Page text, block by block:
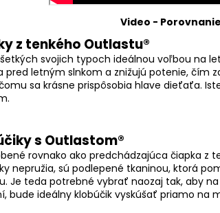
Video -
z tenkého Outlastu®
svojich typoch ideálnou voľbou na
pred letným slnkom a znižujú potenie, čím
sa krásne prispôsobia hlave dieťaťa.
s Outlastom®
rovnako ako predchádzajúca čiapka z
nepružia, sú podlepené tkaninou, ktorá
Je teda potrebné vybrať naozaj tak, aby
bude ideálny klobúčik vyskúšať priamo na